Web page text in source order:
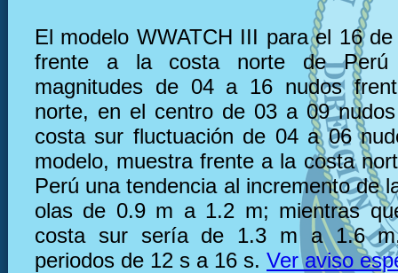
El modelo WWATCH III para el 16
frente a la costa norte de Perú
magnitudes de 04 a 16 nudos
norte, en el centro de 03 a 09
costa sur fluctuación de 04 a 06
modelo, muestra frente a la costa
Perú una tendencia al incremento de
olas de 0.9 m a 1.2 m; mientras
costa sur sería de 1.3 m a 1.6
periodos de 12 s a 16 s. Ver aviso